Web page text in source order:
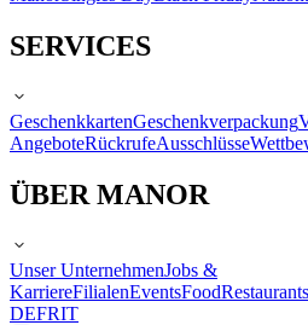
SERVICES
GeschenkkartenGeschenkverpackung
AngeboteRückrufeAusschlüsse
ÜBER MANOR
Unser UnternehmenJobs &
KarriereFilialenEventsFoodRestaurants
DEFRIT